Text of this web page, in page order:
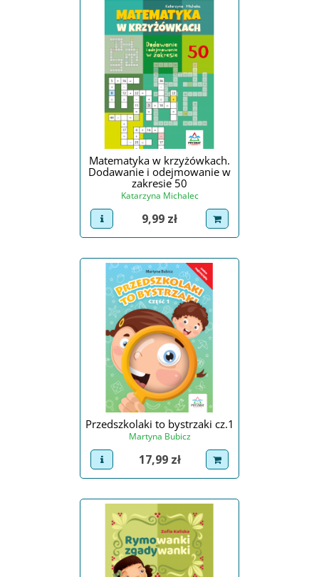
Matematyka w krzyżówkach.
Dodawanie i odejmowanie w
zakresie 50
Katarzyna Michalec
view product
Cena
9,99 zł dodaj do koszyka
Przedszkolaki to bystrzaki cz.1
Martyna Bubicz
view product
Cena
17,99 zł dodaj do koszyka